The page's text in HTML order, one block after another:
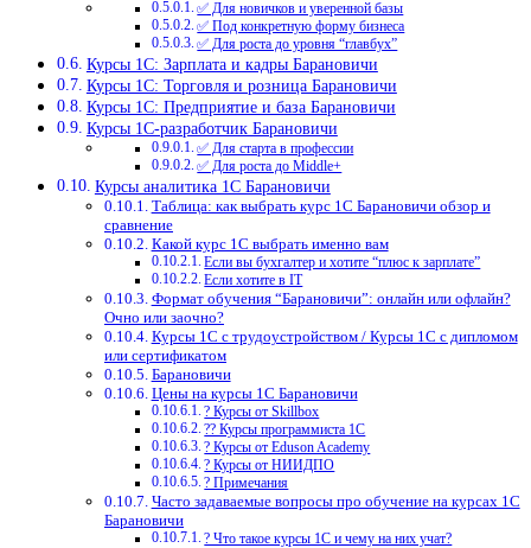
✅ Для новичков и уверенной базы
✅ Под конкретную форму бизнеса
✅ Для роста до уровня “главбух”
Курсы 1С: Зарплата и кадры Барановичи
Курсы 1С: Торговля и розница Барановичи
Курсы 1С: Предприятие и база Барановичи
Курсы 1С-разработчик Барановичи
✅ Для старта в профессии
✅ Для роста до Middle+
Курсы аналитика 1С Барановичи
Таблица: как выбрать курс 1С Барановичи обзор и
сравнение
Какой курс 1С выбрать именно вам
Если вы бухгалтер и хотите “плюс к зарплате”
Если хотите в IT
Формат обучения “Барановичи”: онлайн или офлайн?
Очно или заочно?
Курсы 1С с трудоустройством / Курсы 1С с дипломом
или сертификатом
Барановичи
Цены на курсы 1С Барановичи
? Курсы от Skillbox
?‍? Курсы программиста 1С
? Курсы от Eduson Academy
? Курсы от НИИДПО
? Примечания
Часто задаваемые вопросы про обучение на курсах 1С
Барановичи
? Что такое курсы 1С и чему на них учат?